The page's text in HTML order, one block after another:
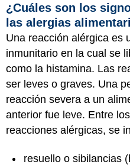
¿Cuáles son los
las alergias
Una reacción alérgica es
inmunitario en la cual se
como la histamina. Las
ser leves o graves. Una
reacción severa a un
anterior fue leve. Entre
reacciones alérgicas, se
resuello o sibilancias